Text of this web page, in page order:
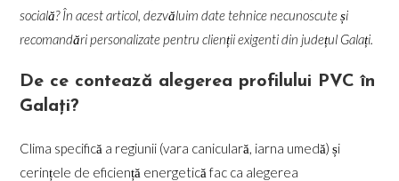
socială? În acest articol, dezvăluim date tehnice necunoscute și
recomandări personalizate pentru clienții exigenti din județul Galați.
De ce contează alegerea profilului PVC în
Galați?
Clima specifică a regiunii (vara caniculară, iarna umedă) și
cerințele de eficiență energetică fac ca alegerea